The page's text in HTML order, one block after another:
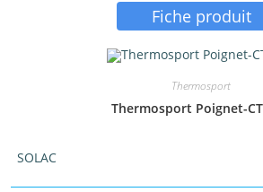
Fiche produit
Thermosport
Thermosport Poignet-
SOLAC